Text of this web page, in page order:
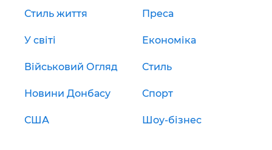
Стиль життя Преса
У світі Економіка
Військовий Огляд Стиль
Новини Донбасу Спорт
США Шоу-бізнес